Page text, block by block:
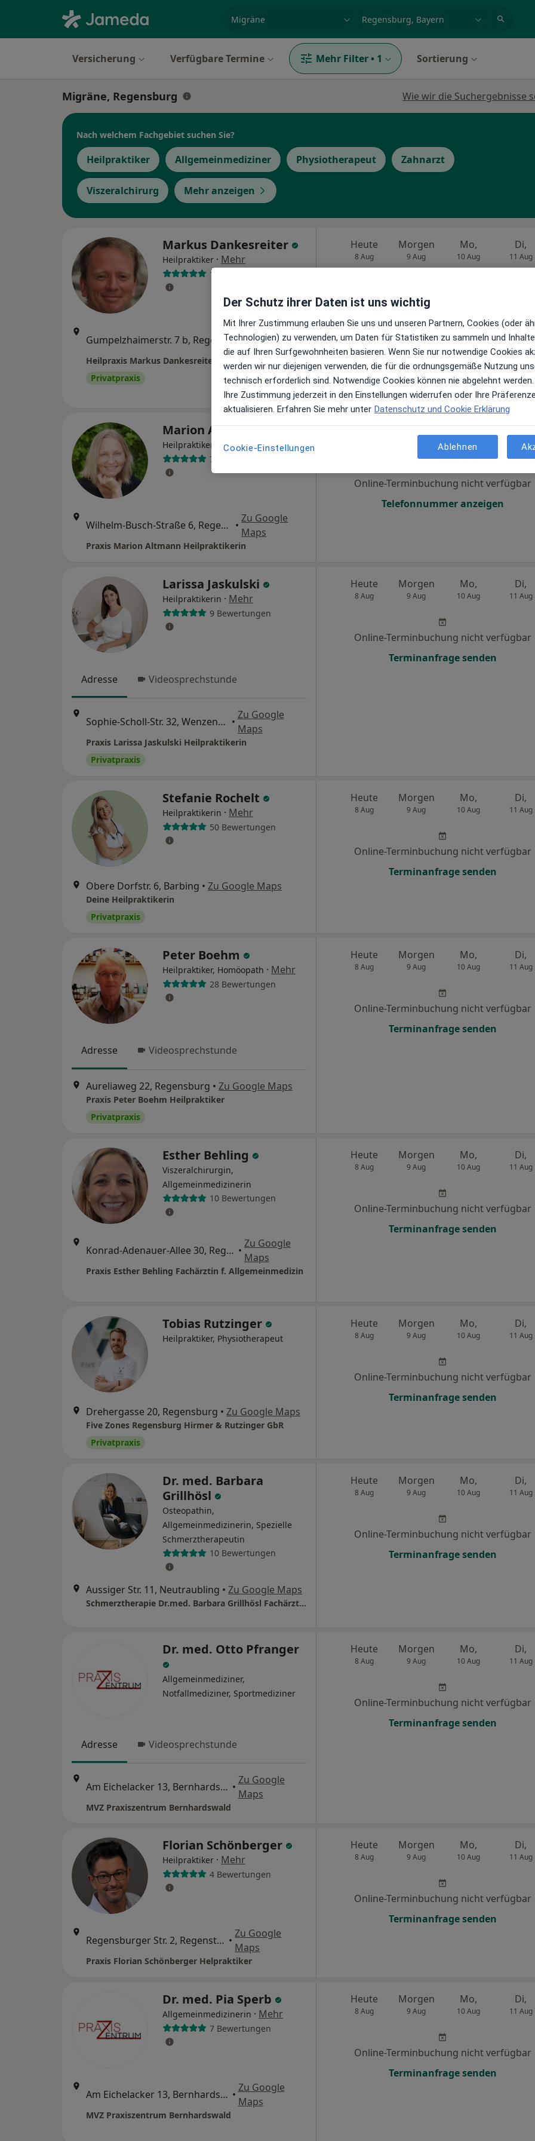
Versicherung Verfügbare Termine Mehr Filter • 1 Sortierung
Migräne, Regensburg Wie wir die Suchergebnisse
Nach welchem Fachgebiet suchen Sie?
Heilpraktiker Allgemeinmediziner Physiotherapeut Zahnarzt
Viszeralchirurg Mehr anzeigen
Markus Dankesreiter
Heilpraktiker · Mehr
18 Bewertungen
Gumpelzhaimerstr. 7 b, Regensburg •
Zu Google
Maps
Heilpraxis Markus Dankesreiter
Privatpraxis
Heute
8 Aug
Morgen
9 Aug
Mo,
10 Aug
Di,
11 Aug
Online-Terminbuchung nicht verfügbar
Terminanfrage senden
Marion Altmann
Heilpraktikerin
7 Bewertungen
Wilhelm-Busch-Straße 6, Regensburg •
Zu Google
Maps
Praxis Marion Altmann Heilpraktikerin
10 Aug 11 Aug
Online-Terminbuchung nicht verfügbar
Telefonnummer anzeigen
Larissa Jaskulski
Heilpraktikerin · Mehr
9 Bewertungen
Adresse Videosprechstunde
Sophie-Scholl-Str. 32, Wenzenbach •
Zu Google
Maps
Praxis Larissa Jaskulski Heilpraktikerin
Privatpraxis
Heute
8 Aug
Morgen
9 Aug
Mo,
10 Aug
Di,
11 Aug
Online-Terminbuchung nicht verfügbar
Terminanfrage senden
Stefanie Rochelt
Heilpraktikerin · Mehr
50 Bewertungen
Obere Dorfstr. 6, Barbing • Zu Google Maps
Deine Heilpraktikerin
Privatpraxis
Heute
8 Aug
Morgen
9 Aug
Mo,
10 Aug
Di,
11 Aug
Online-Terminbuchung nicht verfügbar
Terminanfrage senden
Peter Boehm
Heilpraktiker, Homöopath · Mehr
28 Bewertungen
Adresse Videosprechstunde
Aureliaweg 22, Regensburg • Zu Google Maps
Praxis Peter Boehm Heilpraktiker
Privatpraxis
Heute
8 Aug
Morgen
9 Aug
Mo,
10 Aug
Di,
11 Aug
Online-Terminbuchung nicht verfügbar
Terminanfrage senden
Esther Behling
Viszeralchirurgin,
Allgemeinmedizinerin
10 Bewertungen
Konrad-Adenauer-Allee 30, Regensburg •
Zu Google
Maps
Praxis Esther Behling Fachärztin f. Allgemeinmedizin
Heute
8 Aug
Morgen
9 Aug
Mo,
10 Aug
Di,
11 Aug
Online-Terminbuchung nicht verfügbar
Terminanfrage senden
Tobias Rutzinger
Heilpraktiker, Physiotherapeut
Drehergasse 20, Regensburg • Zu Google Maps
Five Zones Regensburg Hirmer & Rutzinger GbR
Privatpraxis
Heute
8 Aug
Morgen
9 Aug
Mo,
10 Aug
Di,
11 Aug
Online-Terminbuchung nicht verfügbar
Terminanfrage senden
Dr. med. Barbara
Grillhösl
Osteopathin,
Allgemeinmedizinerin, Spezielle
Schmerztherapeutin
10 Bewertungen
Aussiger Str. 11, Neutraubling • Zu Google Maps
Schmerztherapie Dr.med. Barbara Grillhösl Fachärztin f. Anästhesiologie
Heute
8 Aug
Morgen
9 Aug
Mo,
10 Aug
Di,
11 Aug
Online-Terminbuchung nicht verfügbar
Terminanfrage senden
Dr. med. Otto Pfranger
Allgemeinmediziner,
Notfallmediziner, Sportmediziner
Adresse Videosprechstunde
Am Eichelacker 13, Bernhardswald •
Zu Google
Maps
MVZ Praxiszentrum Bernhardswald
Heute
8 Aug
Morgen
9 Aug
Mo,
10 Aug
Di,
11 Aug
Online-Terminbuchung nicht verfügbar
Terminanfrage senden
Florian Schönberger
Heilpraktiker · Mehr
4 Bewertungen
Regensburger Str. 2, Regenstauf •
Zu Google
Maps
Praxis Florian Schönberger Helpraktiker
Heute
8 Aug
Morgen
9 Aug
Mo,
10 Aug
Di,
11 Aug
Online-Terminbuchung nicht verfügbar
Terminanfrage senden
Dr. med. Pia Sperb
Allgemeinmedizinerin · Mehr
7 Bewertungen
Am Eichelacker 13, Bernhardswald •
Zu Google
Maps
MVZ Praxiszentrum Bernhardswald
Heute
8 Aug
Morgen
9 Aug
Mo,
10 Aug
Di,
11 Aug
Online-Terminbuchung nicht verfügbar
Terminanfrage senden
Der Schutz ihrer Daten ist uns wichtig
Mit Ihrer Zustimmung erlauben Sie uns und unseren Partnern, Cookies (oder
Technologien) zu verwenden, um Daten für Statistiken zu sammeln und
die auf Ihren Surfgewohnheiten basieren. Wenn Sie nur notwendige Cookies
werden wir nur diejenigen verwenden, die für die ordnungsgemäße Nutzung
technisch erforderlich sind. Notwendige Cookies können nie abgelehnt werden.
Ihre Zustimmung jederzeit in den Einstellungen widerrufen oder Ihre
aktualisieren. Erfahren Sie mehr unter Datenschutz und Cookie Erklärung
Cookie-Einstellungen Ablehnen